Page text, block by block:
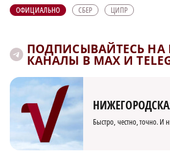
ОФИЦИАЛЬНО СБЕР ЦИПР
ПОДПИСЫВАЙТЕСЬ
КАНАЛЫ В MAX И
Быстро, честно, точно. И